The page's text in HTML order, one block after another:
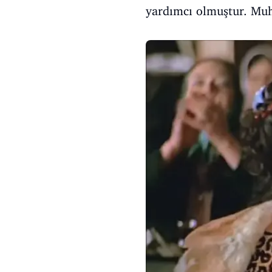
yardımcı olmuştur.